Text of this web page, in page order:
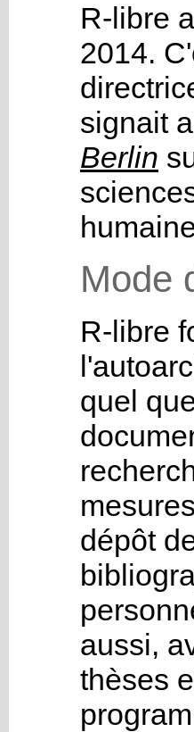
R-libre
2014.
signait
Berlin
Mode
R-libre
quel
dépôt
aussi,
thèses